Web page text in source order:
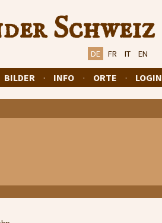
Schweiz
DE FR IT EN
BILDER · INFO · ORTE · LOGIN